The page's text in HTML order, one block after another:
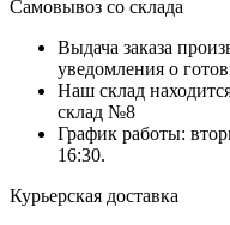
Самовывоз со склада
Выдача заказа
уведомления о
Наш склад
склад №8
График работы:
16:30.
Курьерская доставка